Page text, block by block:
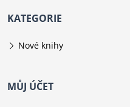
KATEGORIE
Nové knihy
MŮJ ÚČET